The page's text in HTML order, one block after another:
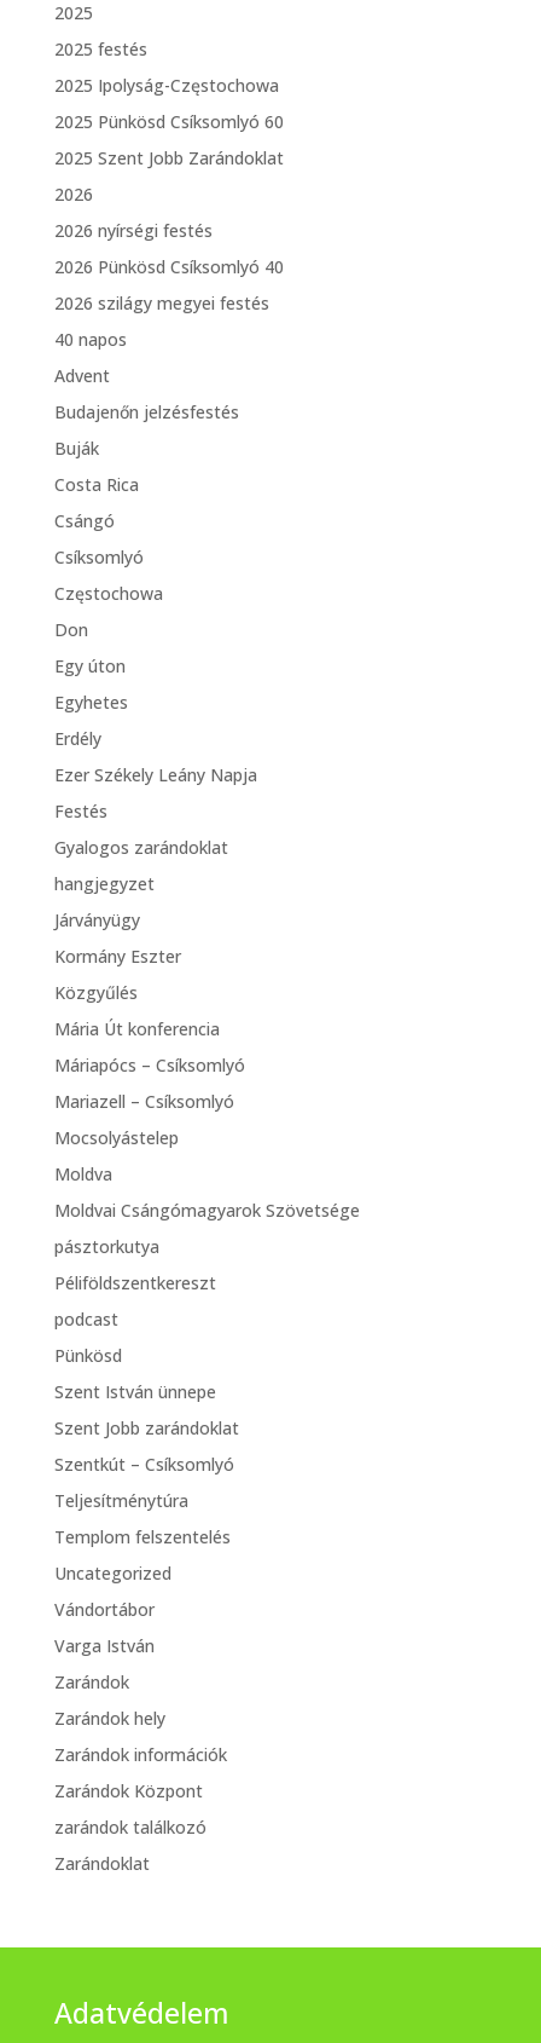
2025
2025 festés
2025 Ipolyság-Częstochowa
2025 Pünkösd Csíksomlyó 60
2025 Szent Jobb Zarándoklat
2026
2026 nyírségi festés
2026 Pünkösd Csíksomlyó 40
2026 szilágy megyei festés
40 napos
Advent
Budajenőn jelzésfestés
Buják
Costa Rica
Csángó
Csíksomlyó
Częstochowa
Don
Egy úton
Egyhetes
Erdély
Ezer Székely Leány Napja
Festés
Gyalogos zarándoklat
hangjegyzet
Járványügy
Kormány Eszter
Közgyűlés
Mária Út konferencia
Máriapócs – Csíksomlyó
Mariazell – Csíksomlyó
Mocsolyástelep
Moldva
Moldvai Csángómagyarok Szövetsége
pásztorkutya
Péliföldszentkereszt
podcast
Pünkösd
Szent István ünnepe
Szent Jobb zarándoklat
Szentkút – Csíksomlyó
Teljesítménytúra
Templom felszentelés
Uncategorized
Vándortábor
Varga István
Zarándok
Zarándok hely
Zarándok információk
Zarándok Központ
zarándok találkozó
Zarándoklat
Adatvédelem